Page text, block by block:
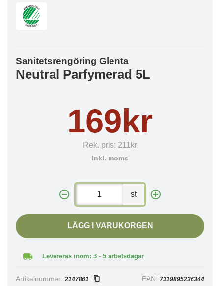
Sanitetsrengöring Glenta
Neutral Parfymerad 5L
169kr
Rek. pris: 211kr
Inkl. moms
st
LÄGG I VARUKORGEN
Levereras inom: 3 - 5 arbetsdagar
Artikelnummer: 2147861 EAN: 7319895236344